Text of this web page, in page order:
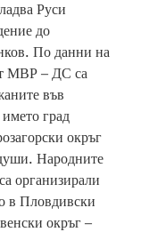
Руси
до
По данни на
МВР – ДС са
във
град
окръг
Народните
организирали
в Пловдивски
окръг –